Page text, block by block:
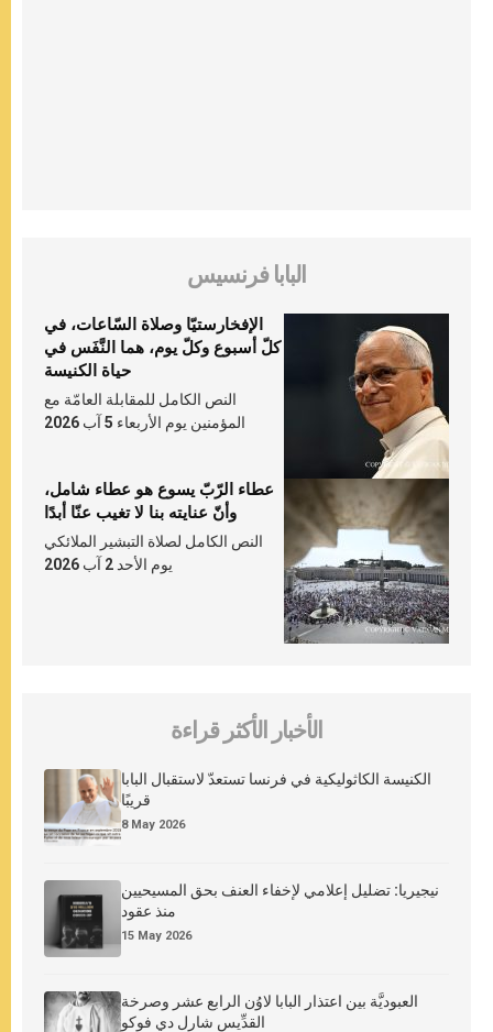
البابا فرنسيس
الإفخارستيّا وصلاة السّاعات، في
كلّ أسبوع وكلّ يوم، هما النَّفَس في
حياة الكنيسة
النص الكامل للمقابلة العامّة مع
المؤمنين يوم الأربعاء 5 آب 2026
عطاء الرّبّ يسوع هو عطاء شامل،
وأنّ عنايته بنا لا تغيب عنّا أبدًا
النص الكامل لصلاة التبشير الملائكي
يوم الأحد 2 آب 2026
الأخبار الأكثر قراءة
الكنيسة الكاثوليكية في فرنسا تستعدّ لاستقبال البابا
قريبًا
8 May 2026
نيجيريا: تضليل إعلامي لإخفاء العنف بحق المسيحيين
منذ عقود
15 May 2026
العبوديَّة بين اعتذار البابا لاوُن الرابع عشر وصرخة
القدِّيس شارل دي فوكو